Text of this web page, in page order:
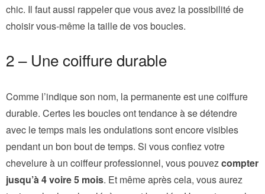
chic. Il faut aussi rappeler que vous avez la possibilité de
choisir vous-même la taille de vos boucles.
2 – Une coiffure durable
Comme l’indique son nom, la permanente est une coiffure
durable. Certes les boucles ont tendance à se détendre
avec le temps mais les ondulations sont encore visibles
pendant un bon bout de temps. Si vous confiez votre
chevelure à un coiffeur professionnel, vous pouvezcompter
jusqu’à 4 voire 5 mois. Et même après cela, vous aurez